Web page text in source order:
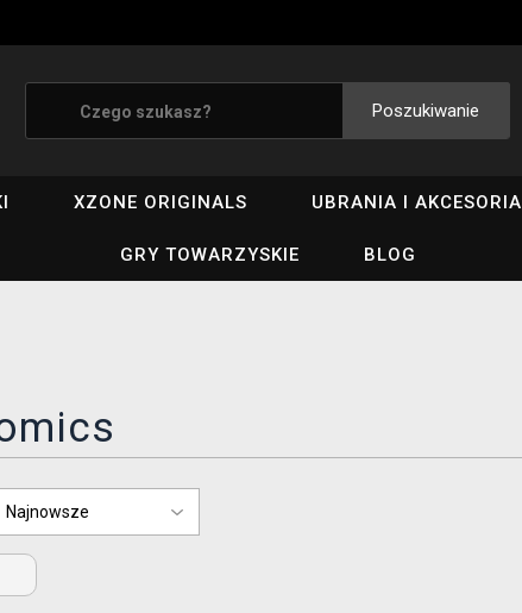
Poszukiwanie
XZONE ORIGINALS UBRANIA I AKCESORIA
GRY TOWARZYSKIE BLOG